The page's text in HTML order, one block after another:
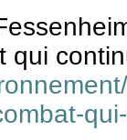
qui